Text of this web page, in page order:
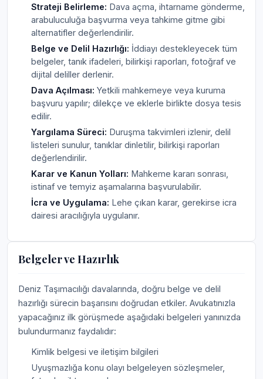
Strateji Belirleme: Dava açma, ihtarname gönderme,
arabuluculuğa başvurma veya tahkime gitme gibi
alternatifler değerlendirilir.
Belge ve Delil Hazırlığı: İddiayı destekleyecek tüm
belgeler, tanık ifadeleri, bilirkişi raporları, fotoğraf ve
dijital deliller derlenir.
Dava Açılması: Yetkili mahkemeye veya kuruma
başvuru yapılır; dilekçe ve eklerle birlikte dosya tesis
edilir.
Yargılama Süreci: Duruşma takvimleri izlenir, delil
listeleri sunulur, tanıklar dinletilir, bilirkişi raporları
değerlendirilir.
Karar ve Kanun Yolları: Mahkeme kararı sonrası,
istinaf ve temyiz aşamalarına başvurulabilir.
İcra ve Uygulama: Lehe çıkan karar, gerekirse icra
dairesi aracılığıyla uygulanır.
Belgeler ve Hazırlık
Deniz Taşımacılığı davalarında, doğru belge ve delil
hazırlığı sürecin başarısını doğrudan etkiler. Avukatınızla
yapacağınız ilk görüşmede aşağıdaki belgeleri yanınızda
bulundurmanız faydalıdır:
Kimlik belgesi ve iletişim bilgileri
Uyuşmazlığa konu olayı belgeleyen sözleşmeler,